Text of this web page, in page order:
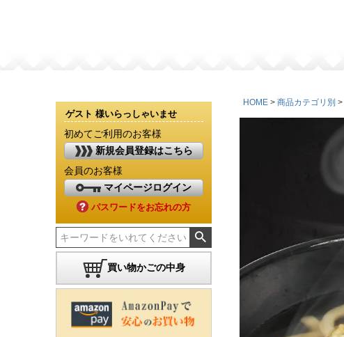
ゲスト 様いらっしゃいませ
初めてご利用のお客様
新規会員登録はこちら
会員のお客様
マイページログイン
パスワードをお忘れの方
買い物かごの中身
HOME 商品カテゴリ別